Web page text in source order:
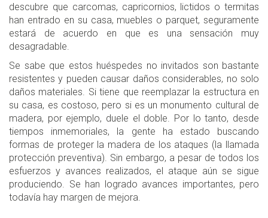
descubre que carcomas, capricornios, lictidos o termitas
han entrado en su casa, muebles o parquet, seguramente
estará de acuerdo en que es una sensación muy
desagradable.
Se sabe que estos huéspedes no invitados son bastante
resistentes y pueden causar daños considerables, no solo
daños materiales. Si tiene que reemplazar la estructura en
su casa, es costoso, pero si es un monumento cultural de
madera, por ejemplo, duele el doble. Por lo tanto, desde
tiempos inmemoriales, la gente ha estado buscando
formas de proteger la madera de los ataques (la llamada
protección preventiva). Sin embargo, a pesar de todos los
esfuerzos y avances realizados, el ataque aún se sigue
produciendo. Se han logrado avances importantes, pero
todavía hay margen de mejora.